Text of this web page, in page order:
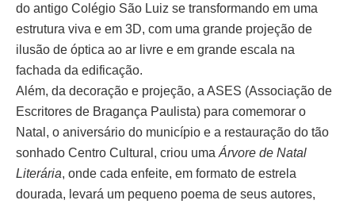
do antigo Colégio São Luiz se transformando em uma
estrutura viva e em 3D, com uma grande projeção de
ilusão de óptica ao ar livre e em grande escala na
fachada da edificação.
Além, da decoração e projeção, a ASES (Associação de
Escritores de Bragança Paulista) para comemorar o
Natal, o aniversário do município e a restauração do tão
sonhado Centro Cultural, criou uma Árvore de Natal
Literária, onde cada enfeite, em formato de estrela
dourada, levará um pequeno poema de seus autores,